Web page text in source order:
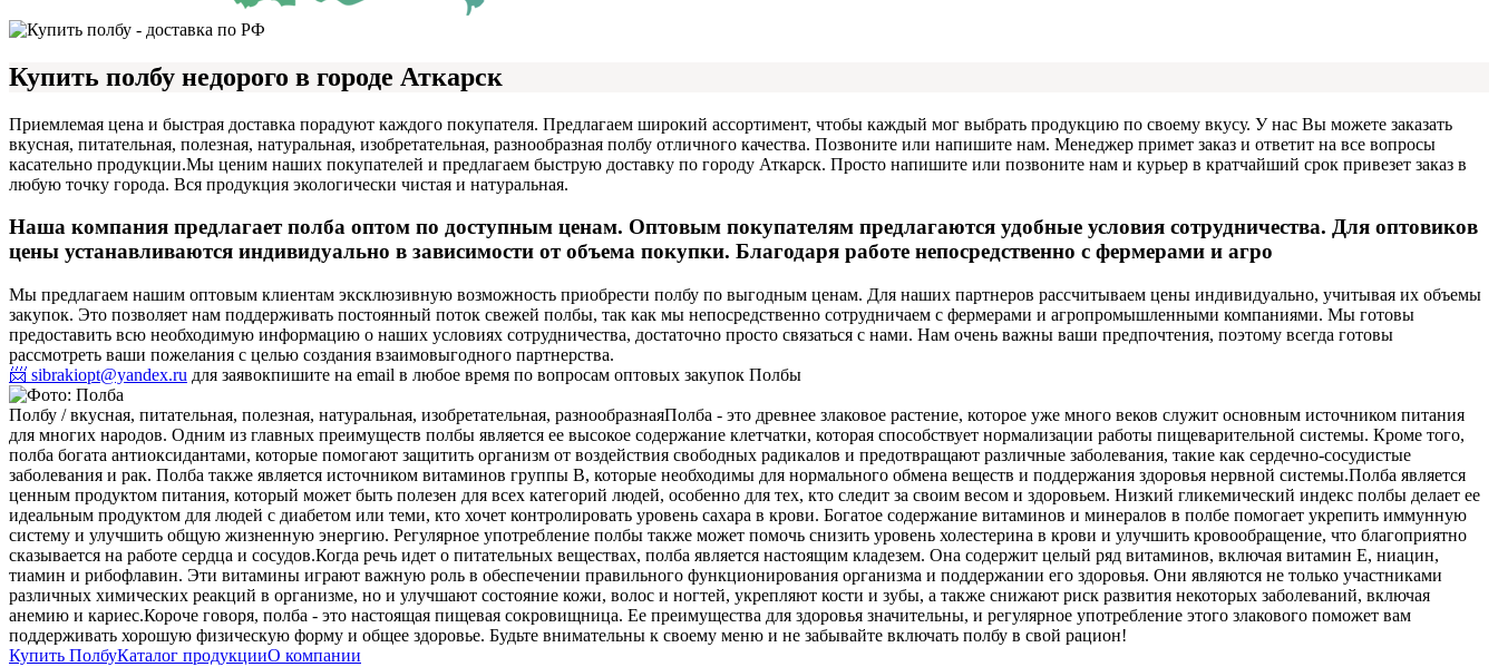
Купить полбу недорого в городе Аткарск
Приемлемая цена и быстрая доставка порадуют каждого покупателя. Предлагаем широкий ассортимент, чтобы каждый мог выбрать продукцию по своему вкусу. У нас Вы можете заказать
вкусная, питательная, полезная, натуральная, изобретательная, разнообразная полбу отличного качества. Позвоните или напишите нам. Менеджер примет заказ и ответит на все вопросы
касательно продукции.Мы ценим наших покупателей и предлагаем быструю доставку по городу Аткарск. Просто напишите или позвоните нам и курьер в кратчайший срок привезет заказ в
любую точку города. Вся продукция экологически чистая и натуральная.
Наша компания предлагает полба оптом по доступным ценам. Оптовым покупателям предлагаются удобные условия сотрудничества. Для оптовиков
цены устанавливаются индивидуально в зависимости от объема покупки. Благодаря работе непосредственно с фермерами и агро
Мы предлагаем нашим оптовым клиентам эксклюзивную возможность приобрести полбу по выгодным ценам. Для наших партнеров рассчитываем цены индивидуально, учитывая их объемы
закупок. Это позволяет нам поддерживать постоянный поток свежей полбы, так как мы непосредственно сотрудничаем с фермерами и агропромышленными компаниями. Мы готовы
предоставить всю необходимую информацию о наших условиях сотрудничества, достаточно просто связаться с нами. Нам очень важны ваши предпочтения, поэтому всегда готовы
рассмотреть ваши пожелания с целью создания взаимовыгодного партнерства.
📨 sibrakiopt@yandex.ru для заявокпишите на email в любое время по вопросам оптовых закупок Полбы
Полбу / вкусная, питательная, полезная, натуральная, изобретательная, разнообразнаяПолба - это древнее злаковое растение, которое уже много веков служит основным источником питания
для многих народов. Одним из главных преимуществ полбы является ее высокое содержание клетчатки, которая способствует нормализации работы пищеварительной системы. Кроме того,
полба богата антиоксидантами, которые помогают защитить организм от воздействия свободных радикалов и предотвращают различные заболевания, такие как сердечно-сосудистые
заболевания и рак. Полба также является источником витаминов группы В, которые необходимы для нормального обмена веществ и поддержания здоровья нервной системы.Полба является
ценным продуктом питания, который может быть полезен для всех категорий людей, особенно для тех, кто следит за своим весом и здоровьем. Низкий гликемический индекс полбы делает ее
идеальным продуктом для людей с диабетом или теми, кто хочет контролировать уровень сахара в крови. Богатое содержание витаминов и минералов в полбе помогает укрепить иммунную
систему и улучшить общую жизненную энергию. Регулярное употребление полбы также может помочь снизить уровень холестерина в крови и улучшить кровообращение, что благоприятно
сказывается на работе сердца и сосудов.Когда речь идет о питательных веществах, полба является настоящим кладезем. Она содержит целый ряд витаминов, включая витамин Е, ниацин,
тиамин и рибофлавин. Эти витамины играют важную роль в обеспечении правильного функционирования организма и поддержании его здоровья. Они являются не только участниками
различных химических реакций в организме, но и улучшают состояние кожи, волос и ногтей, укрепляют кости и зубы, а также снижают риск развития некоторых заболеваний, включая
анемию и кариес.Короче говоря, полба - это настоящая пищевая сокровищница. Ее преимущества для здоровья значительны, и регулярное употребление этого злакового поможет вам
поддерживать хорошую физическую форму и общее здоровье. Будьте внимательны к своему меню и не забывайте включать полбу в свой рацион!
Купить ПолбуКаталог продукцииО компании